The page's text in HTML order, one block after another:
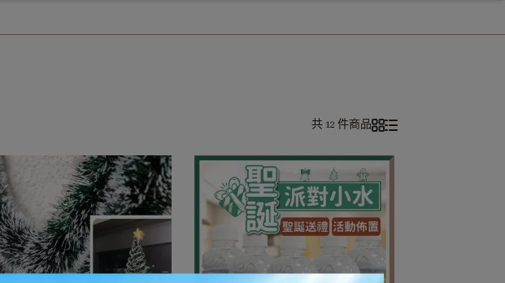
共 12 件商品